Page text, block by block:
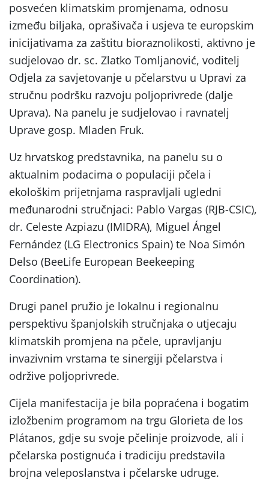
posvećen klimatskim promjenama, odnosu
između biljaka, oprašivača i usjeva te europskim
inicijativama za zaštitu bioraznolikosti, aktivno je
sudjelovao dr. sc. Zlatko Tomljanović, voditelj
Odjela za savjetovanje u pčelarstvu u Upravi za
stručnu podršku razvoju poljoprivrede (dalje
Uprava). Na panelu je sudjelovao i ravnatelj
Uprave gosp. Mladen Fruk.
Uz hrvatskog predstavnika, na panelu su o
aktualnim podacima o populaciji pčela i
ekološkim prijetnjama raspravljali ugledni
međunarodni stručnjaci: Pablo Vargas (RJB-CSIC),
dr. Celeste Azpiazu (IMIDRA), Miguel Ángel
Fernández (LG Electronics Spain) te Noa Simón
Delso (BeeLife European Beekeeping
Coordination).
Drugi panel pružio je lokalnu i regionalnu
perspektivu španjolskih stručnjaka o utjecaju
klimatskih promjena na pčele, upravljanju
invazivnim vrstama te sinergiji pčelarstva i
održive poljoprivrede.
Cijela manifestacija je bila popraćena i bogatim
izložbenim programom na trgu Glorieta de los
Plátanos, gdje su svoje pčelinje proizvode, ali i
pčelarska postignuća i tradiciju predstavila
brojna veleposlanstva i pčelarske udruge.